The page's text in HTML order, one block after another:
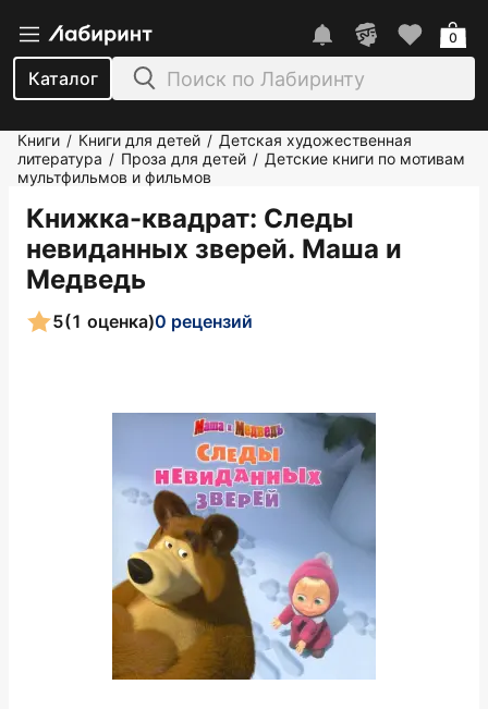
Каталог
0
Книги / Книги для детей / Детская художественная
литература / Проза для детей / Детские книги по мотивам
мультфильмов и фильмов
Книжка-квадрат: Следы
невиданных зверей. Маша и
Медведь
5(1 оценка)0 рецензий